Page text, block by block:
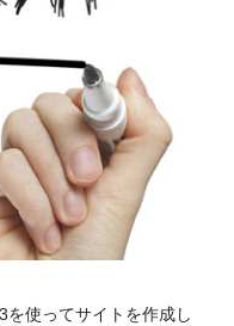
使ってサイトを作成し